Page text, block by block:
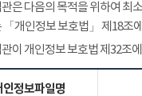
은 다음의 목적을 위하여 최
「개인정보 보호법」 제18조
이 개인정보 보호법 제32조
인정보파일명